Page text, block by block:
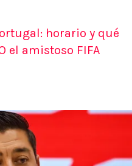
horario y qué
el amistoso FIFA